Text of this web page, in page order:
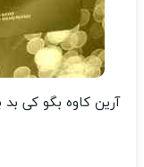
آرین کاوه بگو کی